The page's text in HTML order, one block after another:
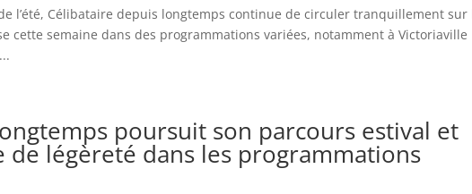
l’été, Célibataire depuis longtemps continue de circuler tranquillement sur
cette semaine dans des programmations variées, notamment à Victoriaville
poursuit son parcours estival et
légèreté dans les programmations